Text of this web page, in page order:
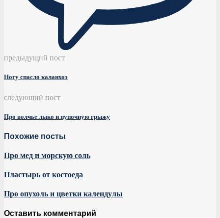
предыдущий пост
Ногу спасло каланхоэ
следующий пост
Про волчье лыко и пупочную грыжу
Похожие посты
Про мед и морскую соль
Пластырь от костоеда
Про опухоль и цветки календулы
Оставить комментарий